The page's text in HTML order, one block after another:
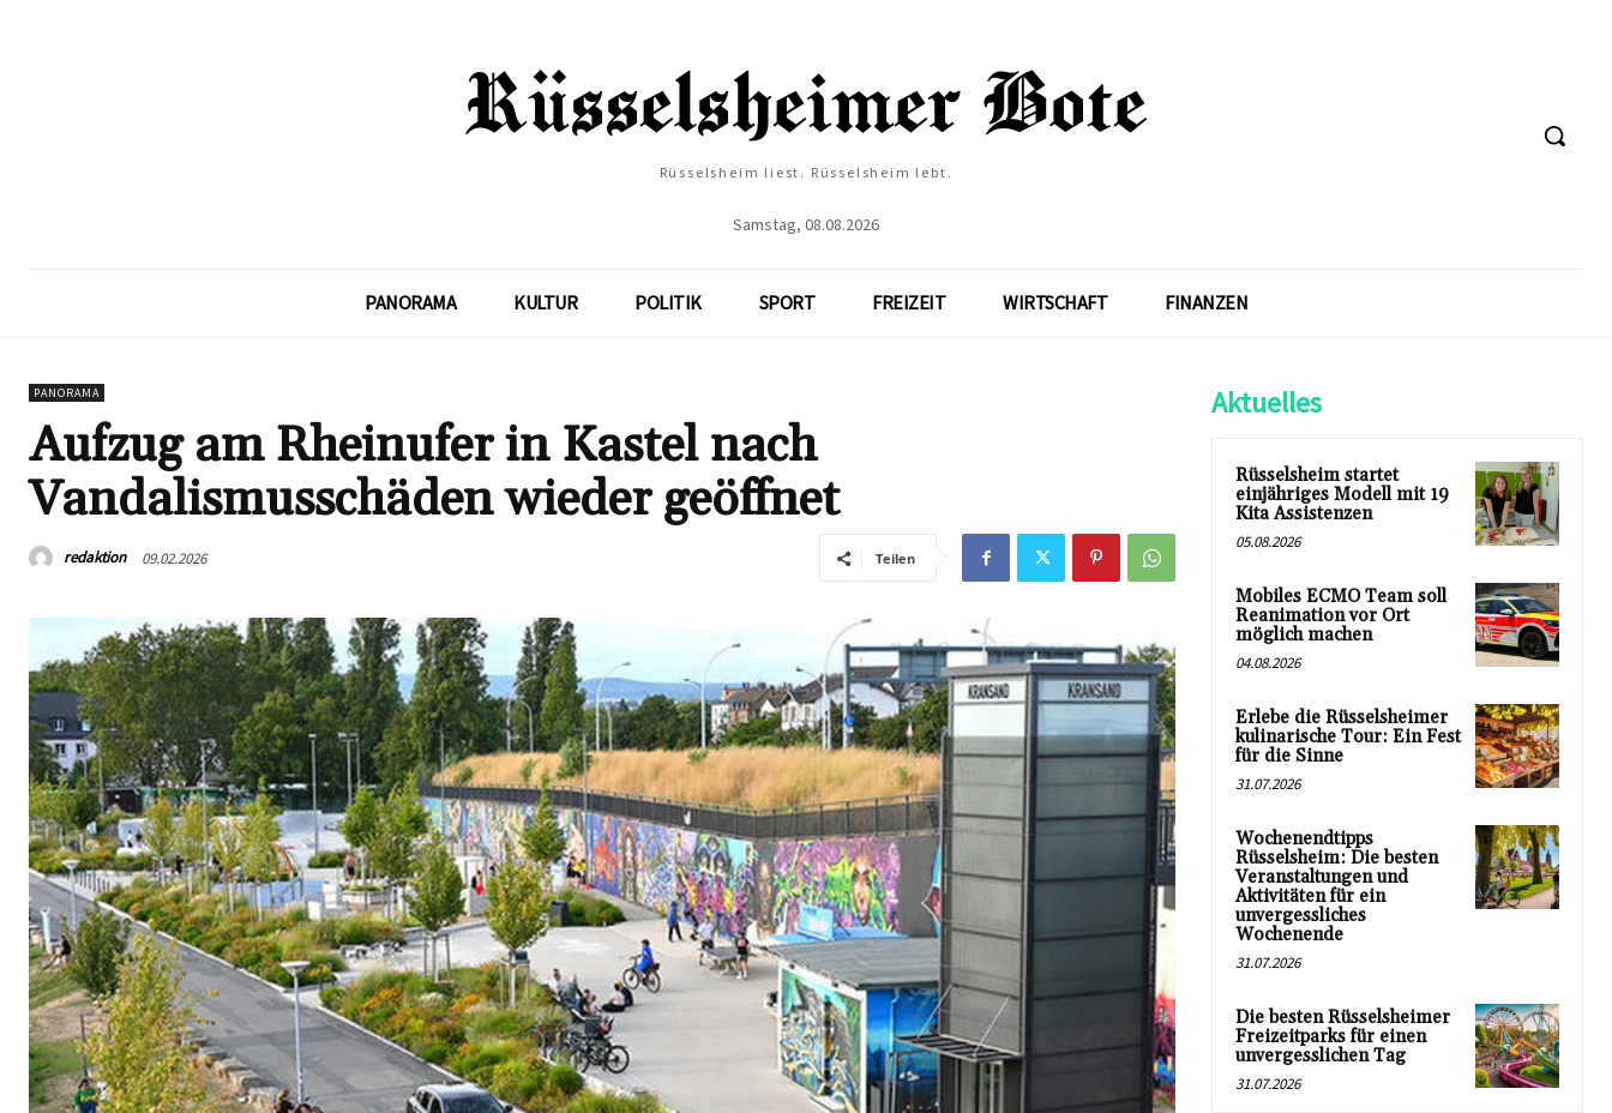
Rüsselsheim liest. Rüsselsheim lebt.
Samstag, 08.08.2026
PANORAMA KULTUR POLITIK SPORT FREIZEIT WIRTSCHAFT FINANZEN
PANORAMA
Aufzug am Rheinufer in Kastel nach
Vandalismusschäden wieder geöffnet
redaktion 09.02.2026 Teilen
Aktuelles
Rüsselsheim startet
einjähriges Modell mit 19
Kita Assistenzen
05.08.2026
Mobiles ECMO Team soll
Reanimation vor Ort
möglich machen
04.08.2026
Erlebe die Rüsselsheimer
kulinarische Tour: Ein Fest
für die Sinne
31.07.2026
Wochenendtipps
Rüsselsheim: Die besten
Veranstaltungen und
Aktivitäten für ein
unvergessliches
Wochenende
31.07.2026
Die besten Rüsselsheimer
Freizeitparks für einen
unvergesslichen Tag
31.07.2026